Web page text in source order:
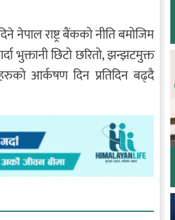
नेपाल राष्ट्र बैंकको नीति बमोजिम
भुक्तानी छिटो छरितो, झन्झटमुक्त
आर्कषण दिन प्रतिदिन बढ्दै